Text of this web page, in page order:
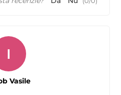
I
Vasile